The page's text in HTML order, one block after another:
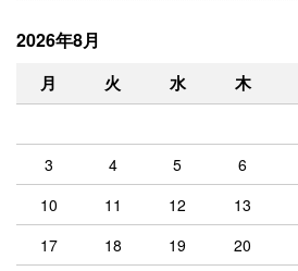
2026年8月
月 火 水 木
3
4 5 6
10
11 12 13
17
18 19 20